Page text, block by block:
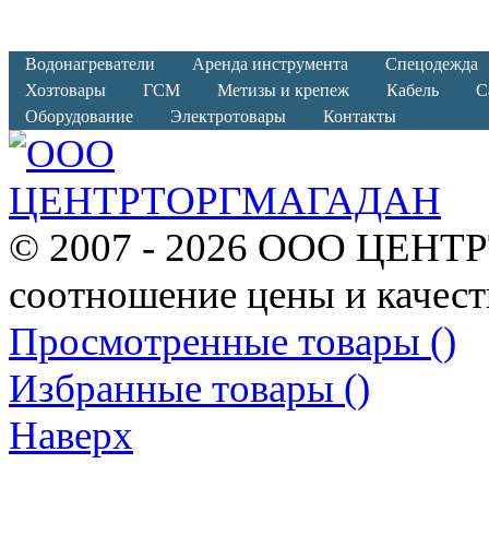
Водонагреватели Аренда инструмента
Спецодежда
Хозтовары
ГСМ Метизы и крепеж Кабель
Оборудование
Электротовары Контакты
© 2007 - 2026 ООО
соотношение цены и
Просмотренные товары ()
Избранные товары ()
Наверх